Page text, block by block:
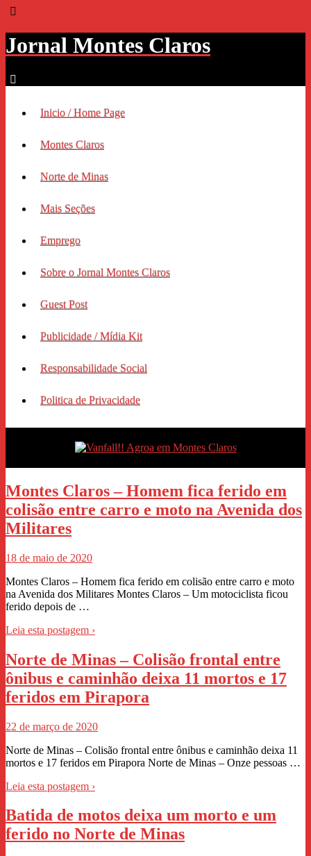
Jornal Montes Claros
Inicio / Home Page
Montes Claros
Norte de Minas
Mais Seções
Emprego
Sobre o Jornal Montes Claros
Guest Post
Publicidade / Mídia Kit
Responsabilidade Social
Politica de Privacidade
Montes Claros – Homem fica ferido em
colisão entre carro e moto na Avenida dos
Militares
18 de maio de 2020
Montes Claros – Homem fica ferido em colisão entre carro e moto
na Avenida dos Militares Montes Claros – Um motociclista ficou
ferido depois de …
Leia esta postagem ›
Norte de Minas – Colisão frontal entre
ônibus e caminhão deixa 11 mortos e 17
feridos em Pirapora
22 de março de 2020
Norte de Minas – Colisão frontal entre ônibus e caminhão deixa 11
mortos e 17 feridos em Pirapora Norte de Minas – Onze pessoas …
Leia esta postagem ›
Batida de motos deixa um morto e um
ferido no Norte de Minas